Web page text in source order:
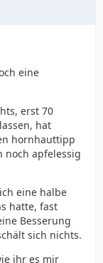
eine
erst 70
hat
hornhauttipp
noch apfelessig
eine halbe
hatte, fast
Besserung
sich nichts.
ihr es mir